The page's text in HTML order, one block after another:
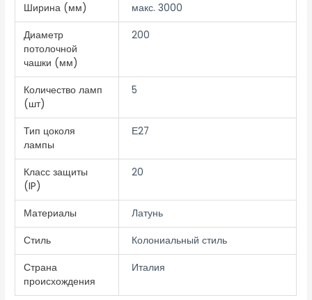
Ширина (мм) макс. 3000
Диаметр
потолочной
чашки (мм)
200
Количество ламп
(шт)
5
Тип цоколя
лампы
Е27
Класс защиты
(IP)
20
Материалы Латунь
Стиль Колониальный стиль
Страна
происхождения
Италия